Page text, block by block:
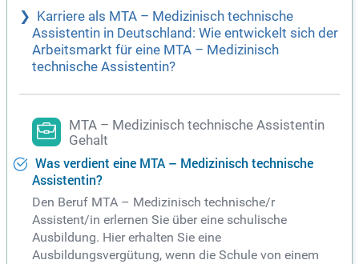
Karriere als MTA – Medizinisch technische
Assistentin in Deutschland: Wie entwickelt sich der
Arbeitsmarkt für eine MTA – Medizinisch
technische Assistentin?
MTA – Medizinisch technische Assistentin
Gehalt
Was verdient eine MTA – Medizinisch technische
Assistentin?
Den Beruf MTA – Medizinisch technische/r
Assistent/in erlernen Sie über eine schulische
Ausbildung. Hier erhalten Sie eine
Ausbildungsvergütung, wenn die Schule von einem